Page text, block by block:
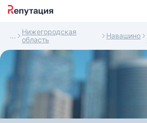
Нижегородская
область
Навашино